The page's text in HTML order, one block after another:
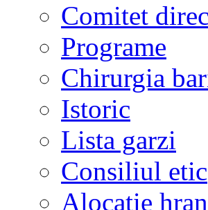
Comitet
Programe
Chirurgia
Istoric
Lista garzi
Consiliul etic
Alocație